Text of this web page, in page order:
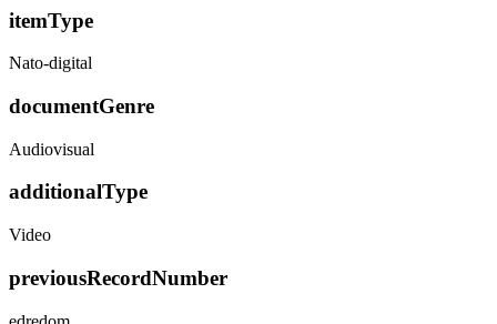
itemType
Nato-digital
documentGenre
Audiovisual
additionalType
Video
previousRecordNumber